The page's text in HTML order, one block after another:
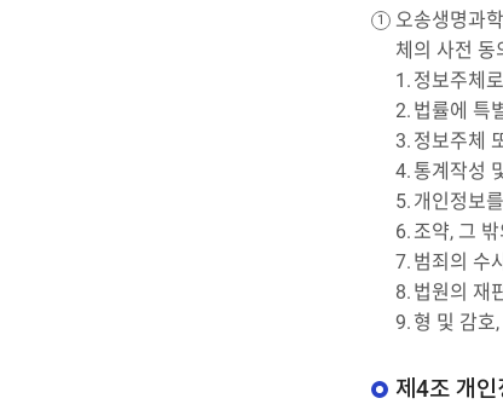
오송생명과
체의 사전 동
정보주체
법률에 특
정보주체
통계작성
개인정보
조약, 그
범죄의 수
법원의 재
형 및 감호
제4조 개